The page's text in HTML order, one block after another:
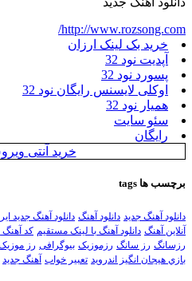
http://
خرید بک لینک ارزان
آپدیت نود 32
پسورد نود 32
اوکلی لایسنس رایگان نود 32
همیار نود 32
سئو سایت
رایگان
خرید آنتی ویروس
هاtags
آهنگ جدید دانلود آهنگ دانلود آهنگ جدید
آهنگ دانلود آهنگ با لینک مستقیم کد آهنگ
رز سانگ رزموزیک بیوگرافی رز موزیک
هيجان انگيز اندرويد تعبیر خواب آهنگ جدید